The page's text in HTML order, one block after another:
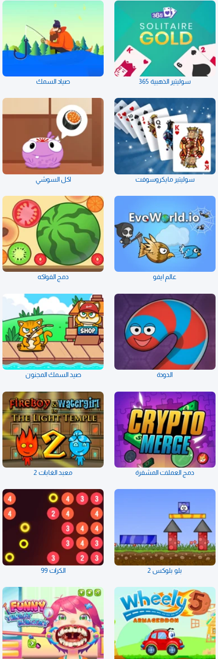
سوليتير الذهبية 365 صياد السمك
سوليتير مايكروسوفت اكل السوشي
عالم ايفو دمج الفواكه
الدودة صيد السمك المجنون
دمج العملات المشفرة معبد الغابات 2
بلو بلوكس 2 الكرات 99